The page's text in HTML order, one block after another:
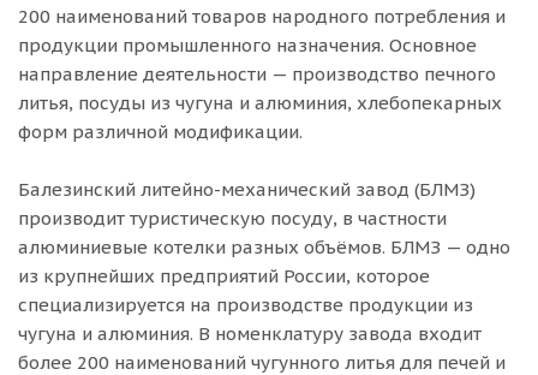
200 наименований товаров народного потребления и
продукции промышленного назначения. Основное
направление деятельности — производство печного
литья, посуды из чугуна и алюминия, хлебопекарных
форм различной модификации.
Балезинский литейно-механический завод (БЛМЗ)
производит туристическую посуду, в частности
алюминиевые котелки разных объёмов. БЛМЗ — одно
из крупнейших предприятий России, которое
специализируется на производстве продукции из
чугуна и алюминия. В номенклатуру завода входит
более 200 наименований чугунного литья для печей и